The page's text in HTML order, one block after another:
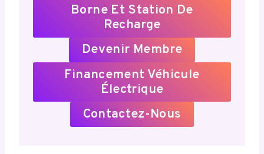
Borne Et Station De
Recharge
Devenir Membre
Financement Véhicule
Électrique
Contactez-Nous